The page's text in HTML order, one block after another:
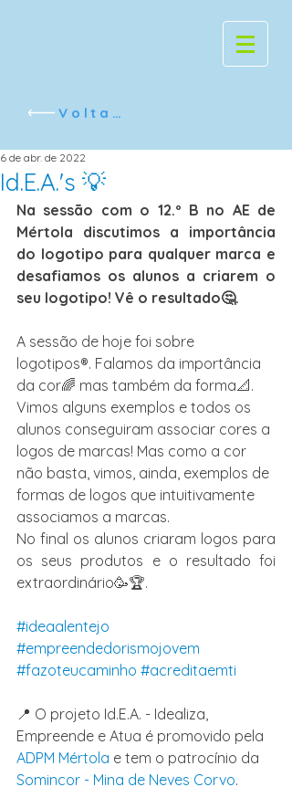
Voltar
Id.E.A.'s 💡
6 de abr. de 2022
Na sessão com o 12.º B no AE de
Mértola discutimos a importância
do logotipo para qualquer marca e
desafiamos os alunos a criarem o
seu logotipo! Vê o resultado🤔.
A sessão de hoje foi sobre
logotipos®. Falamos da importância
da cor🌈 mas também da forma📐.
Vimos alguns exemplos e todos os
alunos conseguiram associar cores a
logos de marcas! Mas como a cor
não basta, vimos, ainda, exemplos de
formas de logos que intuitivamente
associamos a marcas.
No final os alunos criaram logos para
os seus produtos e o resultado foi
extraordinário🥳🏆.
#ideaalentejo
#empreendedorismojovem
#fazoteucaminho #acreditaemti
📍 O projeto Id.E.A. - Idealiza,
Empreende e Atua é promovido pela
ADPM Mértola e tem o patrocínio da
Somincor - Mina de Neves Corvo.